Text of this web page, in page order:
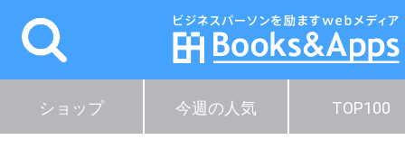
ショップ 今週の人気 TOP100